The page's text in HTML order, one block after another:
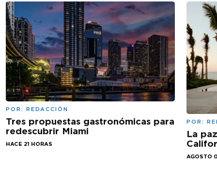
POR: REDACCIÓN
Tres propuestas gastronómicas para
redescubrir Miami
HACE 21 HORAS
POR:
La
AGOSTO